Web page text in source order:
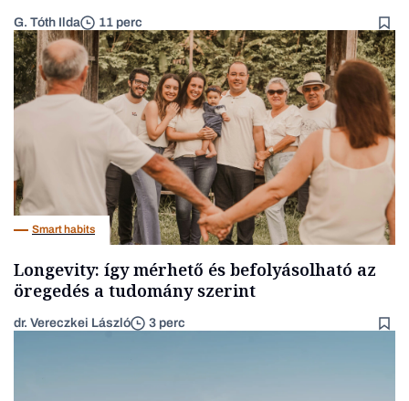
G. Tóth Ilda 11 perc
Smart habits
Longevity: így mérhető és befolyásolható az
öregedés a tudomány szerint
dr. Vereczkei László 3 perc